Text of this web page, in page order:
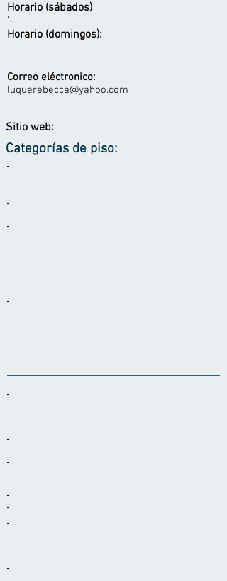
Horario (sábados)
'-
Horario (domingos):
Correo eléctronico:
luquerebecca@yahoo.com
Sitio web:
Categorías de piso:
-
-
-
-
-
-
-
-
-
-
-
-
-
-
-
-